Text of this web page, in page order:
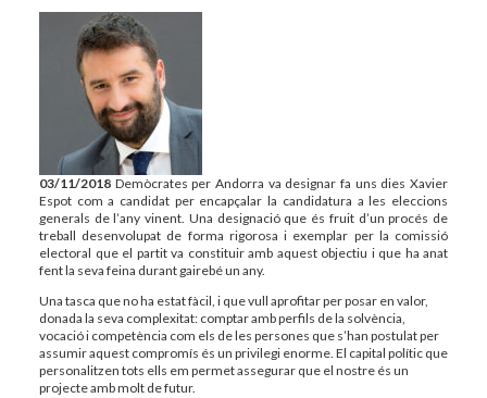
03/11/2018 Demòcrates per Andorra va designar fa uns dies Xavier
Espot com a candidat per encapçalar la candidatura a les eleccions
generals de l’any vinent. Una designació que és fruit d’un procés de
treball desenvolupat de forma rigorosa i exemplar per la comissió
electoral que el partit va constituir amb aquest objectiu i que ha anat
fent la seva feina durant gairebé un any.
Una tasca que no ha estat fàcil, i que vull aprofitar per posar en valor,
donada la seva complexitat: comptar amb perfils de la solvència,
vocació i competència com els de les persones que s’han postulat per
assumir aquest compromís és un privilegi enorme. El capital polític que
personalitzen tots ells em permet assegurar que el nostre és un
projecte amb molt de futur.